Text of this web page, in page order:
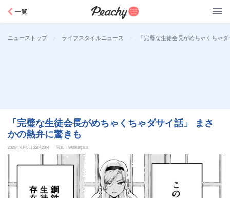
一覧
ニューストップ > ライフスタイルニュース > 「完璧な生徒会長がめちゃくちゃ
「完璧な生徒会長がめちゃくちゃダサイ話」 まさ
かの熱弁に驚きも
2026年6月5日 22時20分 写真：Walkerplus